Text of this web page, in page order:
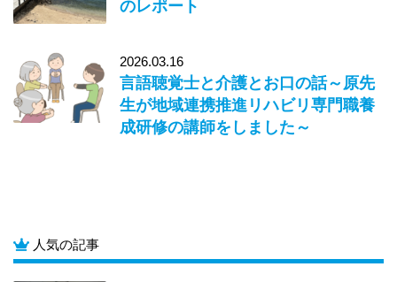
のレポート
2026.03.16
言語聴覚士と介護とお口の話～原先
生が地域連携推進リハビリ専門職養
成研修の講師をしました～
人気の記事